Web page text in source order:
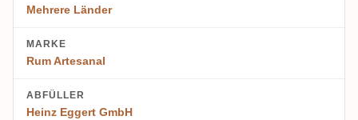
Mehrere Länder
MARKE
Rum Artesanal
ABFÜLLER
Heinz Eggert GmbH